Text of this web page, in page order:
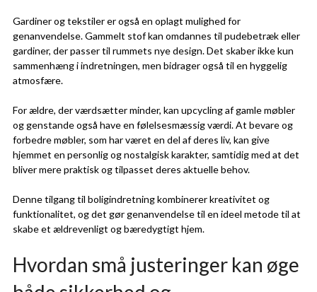
Gardiner og tekstiler er også en oplagt mulighed for
genanvendelse. Gammelt stof kan omdannes til pudebetræk eller
gardiner, der passer til rummets nye design. Det skaber ikke kun
sammenhæng i indretningen, men bidrager også til en hyggelig
atmosfære.
For ældre, der værdsætter minder, kan upcycling af gamle møbler
og genstande også have en følelsesmæssig værdi. At bevare og
forbedre møbler, som har været en del af deres liv, kan give
hjemmet en personlig og nostalgisk karakter, samtidig med at det
bliver mere praktisk og tilpasset deres aktuelle behov.
Denne tilgang til boligindretning kombinerer kreativitet og
funktionalitet, og det gør genanvendelse til en ideel metode til at
skabe et ældrevenligt og bæredygtigt hjem.
Hvordan små justeringer kan øge